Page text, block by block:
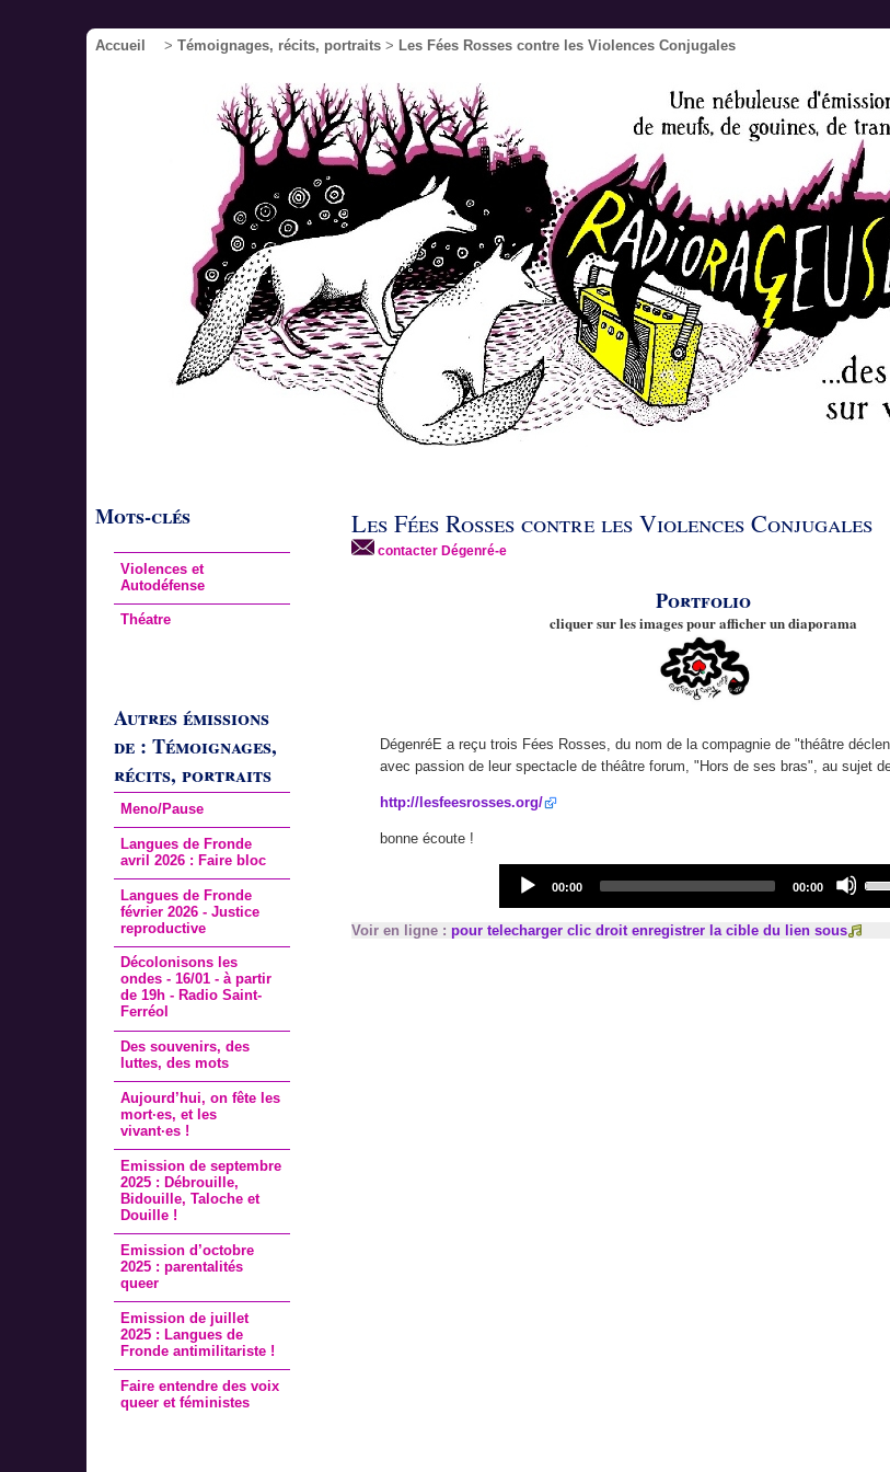
Accueil > Témoignages, récits, portraits > Les Fées Rosses contre les Violences Conjugales
Mots-clés
Violences et
Autodéfense
Théatre
Autres émissions
de : Témoignages,
récits, portraits
Meno/Pause
Langues de Fronde
avril 2026 : Faire bloc
Langues de Fronde
février 2026 - Justice
reproductive
Décolonisons les
ondes - 16/01 - à partir
de 19h - Radio Saint-
Ferréol
Des souvenirs, des
luttes, des mots
Aujourd’hui, on fête les
mort·es, et les
vivant·es !
Emission de septembre
2025 : Débrouille,
Bidouille, Taloche et
Douille !
Emission d’octobre
2025 : parentalités
queer
Emission de juillet
2025 : Langues de
Fronde antimilitariste !
Faire entendre des voix
queer et féministes
Les Fées Rosses contre les Violences Conjugales
contacter Dégenré-e
Portfolio
cliquer sur les images pour afficher un diaporama
DégenréE a reçu trois Fées Rosses, du nom de la compagnie de "théâtre
avec passion de leur spectacle de théâtre forum, "Hors de ses bras", au sujet
http://lesfeesrosses.org/
bonne écoute !
Audio
Player
Current
00:00
Total
00:00
Up/
Voir en ligne : pour telecharger clic droit enregistrer la cible du lien sous